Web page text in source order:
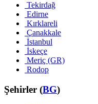
Tekirdağ
Edirne
Kırklareli
Çanakkale
İstanbul
İskeçe
Meriç (GR)
Rodop
Şehirler (BG)